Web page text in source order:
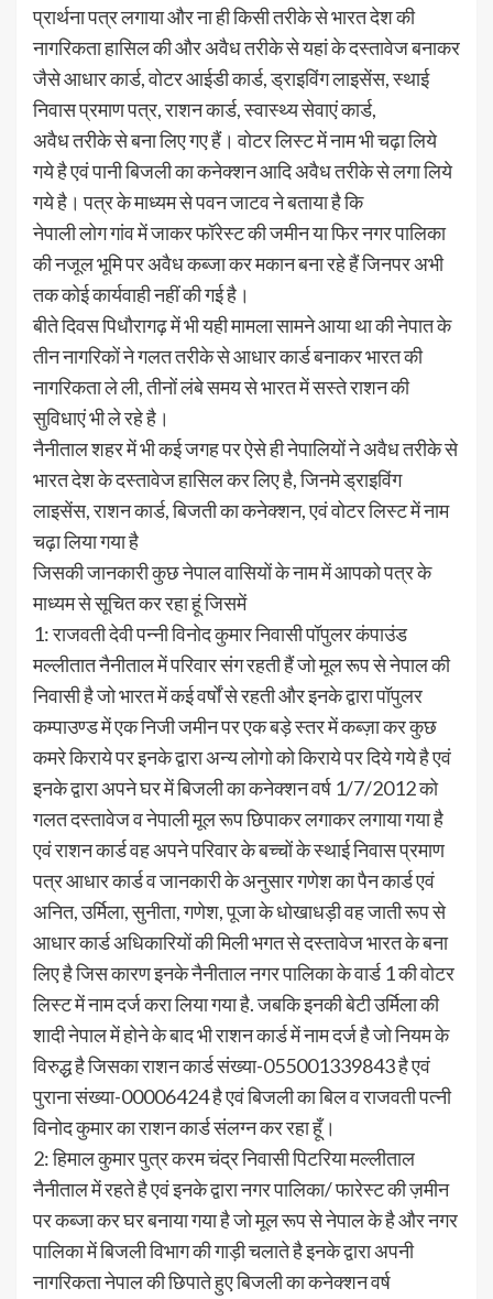
प्रार्थना पत्र लगाया और ना ही किसी तरीके से भारत देश की
नागरिकता हासिल की और अवैध तरीके से यहां के दस्तावेज बनाकर
जैसे आधार कार्ड, वोटर आईडी कार्ड, ड्राइ‌विंग लाइसेंस, स्थाई
निवास प्रमाण पत्र, राशन कार्ड, स्वास्थ्य सेवाएं कार्ड,
अवैध तरीके से बना लिए गए हैं। वोटर लिस्ट में नाम भी चढ़ा लिये
गये है एवं पानी बिजली का कनेक्शन आदि अवैध तरीके से लगा लिये
गये है। पत्र के माध्यम से पवन जाटव ने बताया है कि
नेपाली लोग गांव में जाकर फॉरेस्ट की जमीन या फिर नगर पालिका
की नजूल भूमि पर अवैध कब्जा कर मकान बना रहे हैं जिनपर अभी
तक कोई कार्यवाही नहीं की गई है।
बीते दिवस पिधौरागढ़ में भी यही मामला सामने आया था की नेपात के
तीन नागरिकों ने गलत तरीके से आधार कार्ड बनाकर भारत की
नागरिकता ले ली, तीनों लंबे समय से भारत में सस्ते राशन की
सुविधाएं भी ले रहे है।
नैनीताल शहर में भी कई जगह पर ऐसे ही नेपालियों ने अवैध तरीके से
भारत देश के दस्तावेज हासिल कर लिए है, जिनमे ड्राइविंग
लाइसेंस, राशन कार्ड, बिजती का कनेक्शन, एवं वोटर लिस्ट में नाम
चढ़ा लिया गया है
जिसकी जानकारी कुछ नेपाल वासियों के नाम में आपको पत्र के
माध्यम से सूचित कर रहा हूं जिसमें
1: राजवती देवी पन्नी विनोद कुमार निवासी पॉपुलर कंपाउंड
मल्लीतात नैनीताल में परिवार संग रहती हैं जो मूल रूप से नेपाल की
निवासी है जो भारत में कई वर्षों से रहती और इनके द्वारा पॉपुलर
कम्पाउण्ड में एक निजी जमीन पर एक बड़े स्तर में कब्ज़ा कर कुछ
कमरे किराये पर इनके द्वारा अन्य लोगो को किराये पर दिये गये है एवं
इनके द्वारा अपने घर में बिजली का कनेक्शन वर्ष 1/7/2012 को
गलत दस्तावेज व नेपाली मूल रूप छिपाकर लगाकर लगाया गया है
एवं राशन कार्ड वह अपने परिवार के बच्चों के स्थाई निवास प्रमाण
पत्र आधार कार्ड व जानकारी के अनुसार गणेश का पैन कार्ड एवं
अनित, उर्मिला, सुनीता, गणेश, पूजा के धोखाधड़ी वह जाती रूप से
आधार कार्ड अधिकारियों की मिली भगत से दस्तावेज भारत के बना
लिए है जिस कारण इनके नैनीताल नगर पालिका के वार्ड 1 की वोटर
लिस्ट में नाम दर्ज करा लिया गया है. जबकि इनकी बेटी उर्मिला की
शादी नेपाल में होने के बाद भी राशन कार्ड में नाम दर्ज है जो नियम के
विरुद्ध है जिसका राशन कार्ड संख्या-055001339843 है एवं
पुराना संख्या-00006424 है एवं बिजली का बिल व राजवती पत्नी
विनोद कुमार का राशन कार्ड संलग्न कर रहा हूँ।
2: हिमाल कुमार पुत्र करम चंद्र निवासी पिटरिया मल्लीताल
नैनीताल में रहते है एवं इनके द्वारा नगर पालिका/ फारेस्ट की ज़मीन
पर कब्जा कर घर बनाया गया है जो मूल रूप से नेपाल के है और नगर
पालिका में बिजली विभाग की गाड़ी चलाते है इनके द्वारा अपनी
नागरिकता नेपाल की छिपाते हुए बिजली का कनेक्शन वर्ष